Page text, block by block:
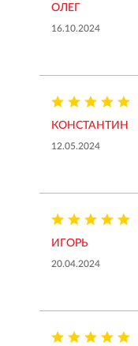
ОЛЕГ
16.10.2024
КОНСТАНТИН
12.05.2024
ИГОРЬ
20.04.2024